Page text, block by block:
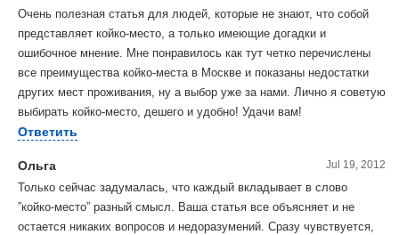
Очень полезная статья для людей, которые не знают, что собой
представляет койко-место, а только имеющие догадки и
ошибочное мнение. Мне понравилось как тут четко перечислены
все преимущества койко-места в Москве и показаны недостатки
других мест проживания, ну а выбор уже за нами. Лично я советую
выбирать койко-место, дешего и удобно! Удачи вам!
Ответить
Ольга Jul 19, 2012
Только сейчас задумалась, что каждый вкладывает в слово
”койко-место” разный смысл. Ваша статья все объясняет и не
остается никаких вопросов и недоразумений. Сразу чувствуется,